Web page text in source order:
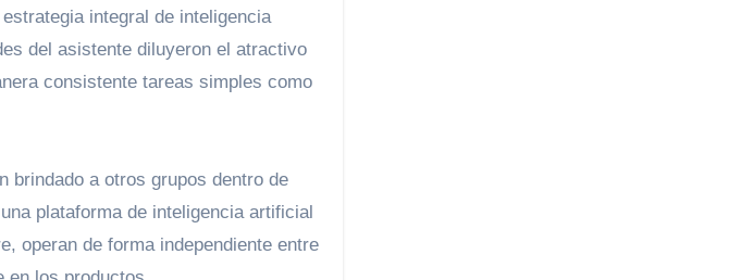
integral de inteligencia
del asistente diluyeron el atractivo
consistente tareas simples como
brindado a otros grupos dentro de
plataforma de inteligencia artificial
operan de forma independiente entre